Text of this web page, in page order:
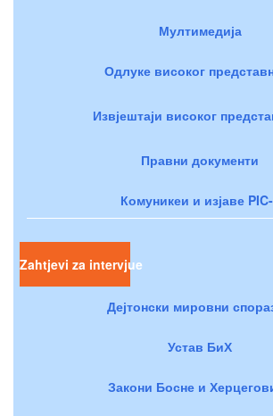
Мултимедија
Одлуке високог
Извјештаји високог
Правни документи
Комуникеи и изјаве
Zahtjevi za intervjue
Дејтонски мировни
Устав БиХ
Закони Босне и